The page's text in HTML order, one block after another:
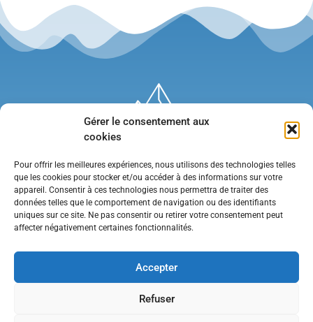
Gérer le consentement aux
cookies
Pour offrir les meilleures expériences, nous utilisons des technologies telles
que les cookies pour stocker et/ou accéder à des informations sur votre
appareil. Consentir à ces technologies nous permettra de traiter des
données telles que le comportement de navigation ou des identifiants
uniques sur ce site. Ne pas consentir ou retirer votre consentement peut
affecter négativement certaines fonctionnalités.
Accepter
Refuser
•Contact